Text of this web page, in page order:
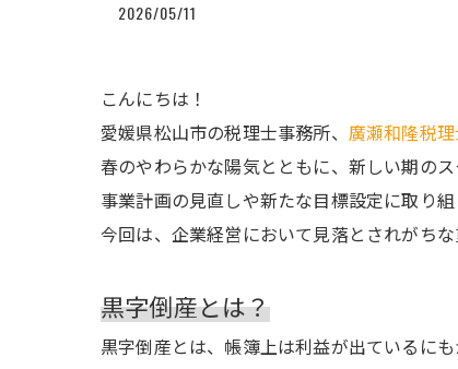
2026/05/11
こんにちは！
愛媛県松山市の税理士事務所、 廣瀬和隆税
春のやわらかな陽気とともに、新しい期の
事業計画の見直しや新たな目標設定に取り
今回は、企業経営において見落とされがち
黒字倒産とは？
黒字倒産とは、帳簿上は利益が出ているに